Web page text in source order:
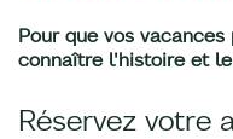
Pour que vos
connaître l'histoire et
Réservez votre